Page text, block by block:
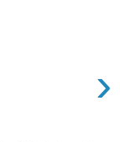
›